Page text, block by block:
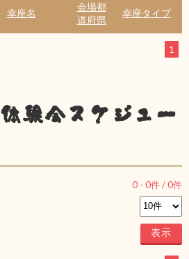
幸座名
会場都
道府県
幸座タイプ
1
験会スケジュー
0 - 0件 /0件